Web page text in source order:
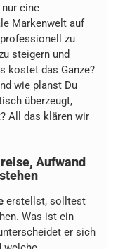
eine
Markenwelt auf
zu
steigern und
kostet das Ganze?
wie planst Du
überzeugt,
All das klären wir
Aufwand
erstellst, solltest
Was ist ein
er sich